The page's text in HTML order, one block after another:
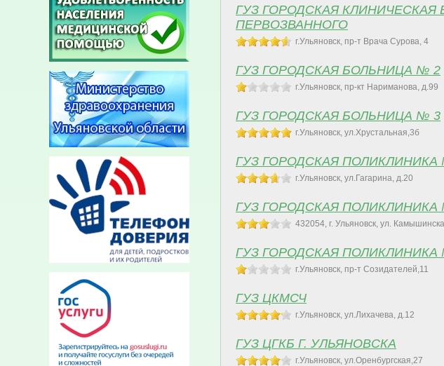
ГУЗ ГОРОДСКАЯ
ПЕРВОЗВАННОГО
г.Ульяновск, пр-т Врача Сурова, 4
ГУЗ ГОРОДСКАЯ БОЛЬНИЦА № 2
г.Ульяновск, пр-кт Нариманова, д.99
ГУЗ ГОРОДСКАЯ БОЛЬНИЦА № 3
г.Ульяновск, ул.Хрустальная,3б
ГУЗ ГОРОДСКАЯ
г.Ульяновск, ул.Гагарина, д.20
ГУЗ ГОРОДСКАЯ ПОЛИКЛИНИКА
432054, г. Ульяновск, ул.
ГУЗ ГОРОДСКАЯ ПОЛИКЛИНИКА
г.Ульяновск, пр-т Созидателей,11
ГУЗ ЦКМСЧ
г.Ульяновск, ул.Лихачева, д.12
ГУЗ ЦГКБ Г. УЛЬЯНОВСКА
г.Ульяновск, ул.Оренбургская,27